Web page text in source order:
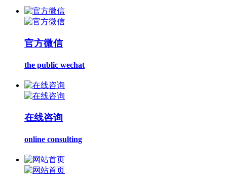
官方微信
the public wechat
在线咨询
online consulting